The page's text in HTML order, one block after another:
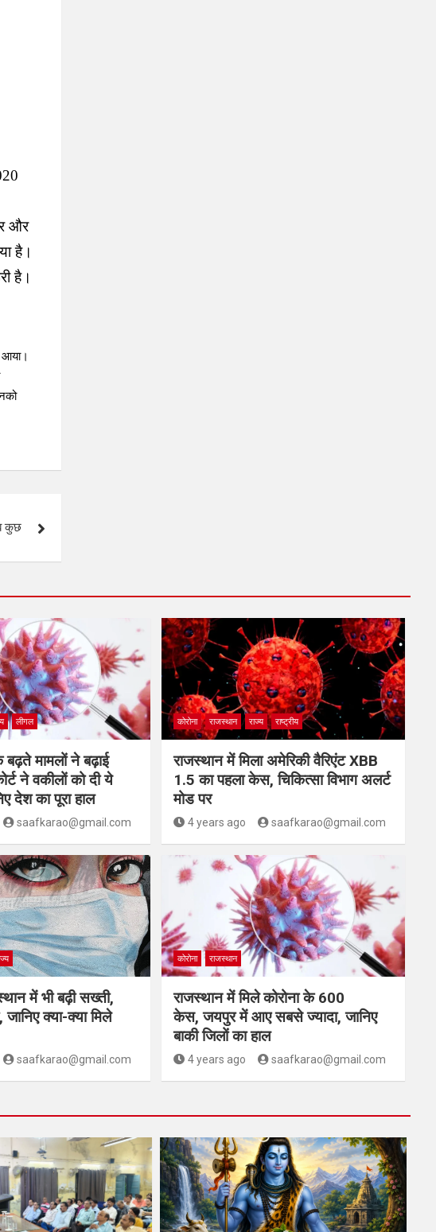
और
है।
है।
आया।
कुछ
लीगल
मामलों ने बढ़ाई
ने वकीलों को दी ये
देश का पूरा हाल
saafkarao@gmail.com
कोरोना राजस्थान राज्य राष्ट्रीय
राजस्थान में मिला अमेरिकी वैरिएंट XBB
1.5 का पहला केस, चिकित्सा विभाग अलर्ट
मोड पर
4 years ago saafkarao@gmail.com
में भी बढ़ी सख्ती,
जानिए क्या-क्या मिले
saafkarao@gmail.com
कोरोना राजस्थान
राजस्थान में मिले कोरोना के 600
केस, जयपुर में आए सबसे ज्यादा, जानिए
बाकी जिलों का हाल
4 years ago saafkarao@gmail.com